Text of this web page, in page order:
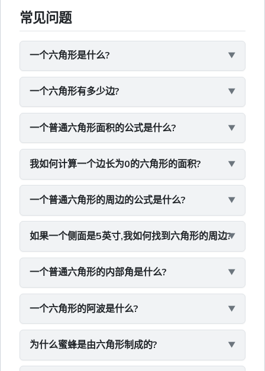
常见问题
一个六角形是什么?
一个六角形有多少边?
一个普通六角形面积的公式是什么?
我如何计算一个边长为0的六角形的面积?
一个普通六角形的周边的公式是什么?
如果一个侧面是5英寸,我如何找到六角形的周边?
一个普通六角形的内部角是什么?
一个六角形的阿波是什么?
为什么蜜蜂是由六角形制成的?